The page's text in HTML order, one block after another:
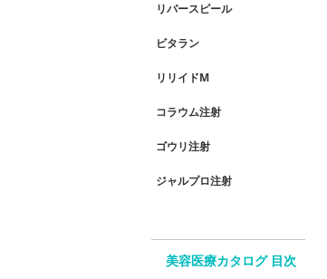
リバースピール
ビタラン
リリイドM
コラウム注射
ゴウリ注射
ジャルプロ注射
美容医療カタログ 目次